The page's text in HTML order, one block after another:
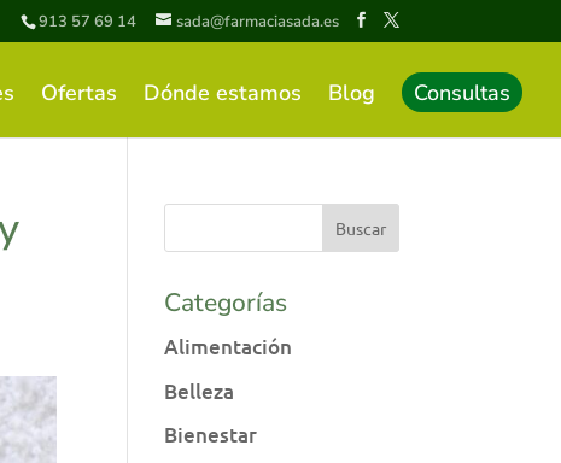
913 57 69 14 sada@farmaciasada.es
Ofertas Dónde estamos Blog Consultas
Categorías
Alimentación
Belleza
Bienestar